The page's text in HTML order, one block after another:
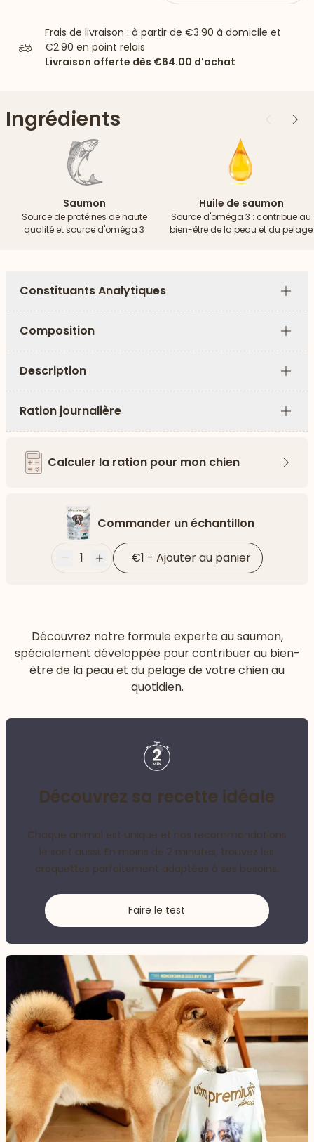
Frais de livraison : à partir de €3.90 à domicile et
€2.90 en point relais
Livraison offerte dès €64.00 d'achat
Ingrédients Précédent
Saumon
Source de protéines de haute
qualité et source d'oméga 3
Huile de saumon
Source d'oméga 3 : contribue au
bien-être de la peau et du pelage
Constituants Analytiques
Plus
Composition
Plus
Description
Plus
Ration journalière
Plus
Calculer la ration pour mon chien
Commander un échantillon
Moins
1 Plus €1 - Ajouter au panier
Découvrez notre formule experte au saumon,
spécialement développée pour contribuer au bien-
être de la peau et du pelage de votre chien au
quotidien.
Découvrez sa recette idéale
Chaque animal est unique et nos recommandations
le sont aussi. En moins de 2 minutes, trouvez les
croquettes parfaitement adaptées à ses besoins.
Faire le test